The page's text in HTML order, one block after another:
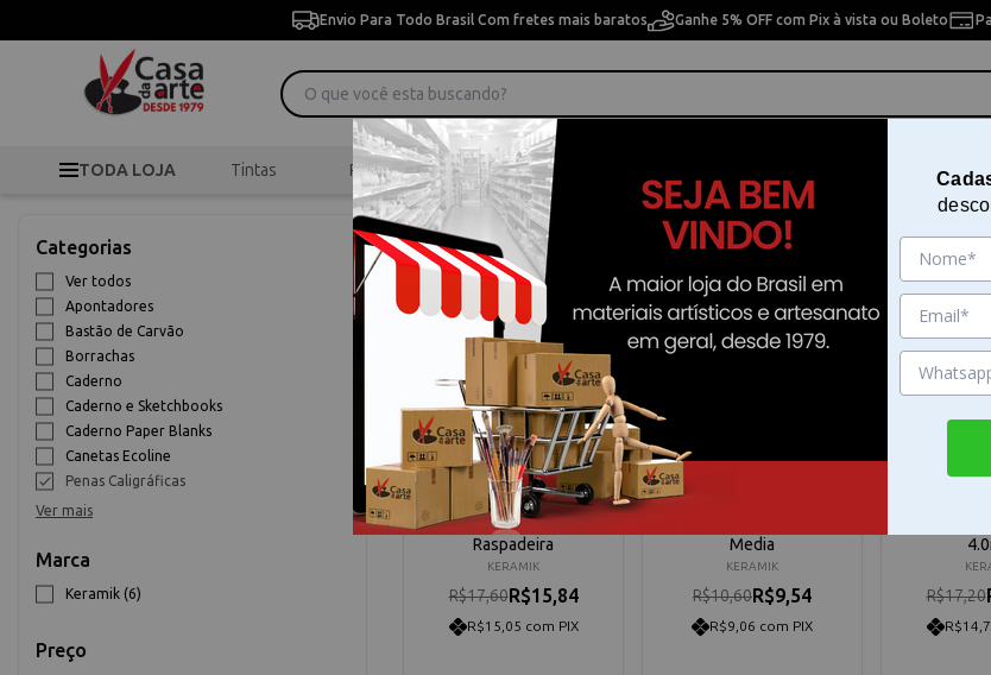
Envio Para Todo Brasil Com fretes mais baratos Ganhe 5% OFF com Pix à vista ou Boleto
TODA LOJA Tintas Pincéis Desenho
Categorias
Ver todos
Apontadores
Bastão de Carvão
Borrachas
Caderno
Caderno e Sketchbooks
Caderno Paper Blanks
Canetas Ecoline
Penas Caligráficas
Ver mais
Marca
Keramik (6)
Preço
Início > > Penas Caligráficas
Penas Caligráficas
10% OFF
Pena Caligrafica 603
Raspadeira
KERAMIK
R$17,60R$15,84
R$15,05 com PIX
10% OFF
Media
KERAMIK
R$10,60R$9,54
R$9,06 com PIX
10% OFF
R$17,20